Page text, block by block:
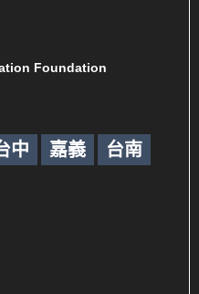
Foundation
中 嘉義 台南